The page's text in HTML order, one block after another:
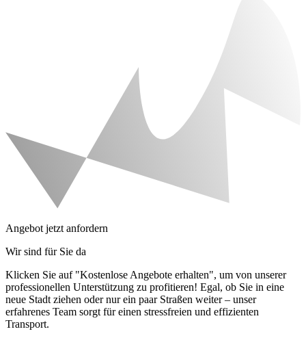
Angebot jetzt anfordern
Wir sind für Sie da
Klicken Sie auf "Kostenlose Angebote erhalten", um von unserer
professionellen Unterstützung zu profitieren! Egal, ob Sie in eine
neue Stadt ziehen oder nur ein paar Straßen weiter – unser
erfahrenes Team sorgt für einen stressfreien und effizienten
Transport.